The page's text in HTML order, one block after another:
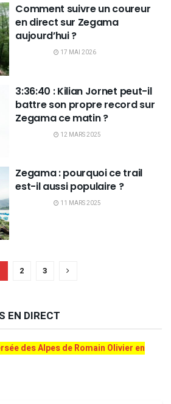
Comment suivre un coureur
en direct sur Zegama
aujourd’hui ?
17 MAI 2026
3:36:40 : Kilian Jornet peut-il
battre son propre record sur
Zegama ce matin ?
12 MARS 2025
Zegama : pourquoi ce trail
est-il aussi populaire ?
11 MARS 2025
2 3
EN DIRECT
des Alpes de Romain Olivier en